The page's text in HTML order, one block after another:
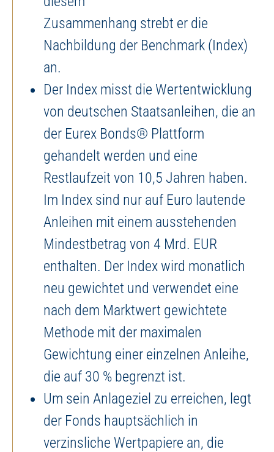
Zusammenhang strebt er die
Nachbildung der Benchmark (Index)
an.
Der Index misst die Wertentwicklung
von deutschen Staatsanleihen, die an
der Eurex Bonds® Plattform
gehandelt werden und eine
Restlaufzeit von 10,5 Jahren haben.
Im Index sind nur auf Euro lautende
Anleihen mit einem ausstehenden
Mindestbetrag von 4 Mrd. EUR
enthalten. Der Index wird monatlich
neu gewichtet und verwendet eine
nach dem Marktwert gewichtete
Methode mit der maximalen
Gewichtung einer einzelnen Anleihe,
die auf 30 % begrenzt ist.
Um sein Anlageziel zu erreichen, legt
der Fonds hauptsächlich in
verzinsliche Wertpapiere an, die